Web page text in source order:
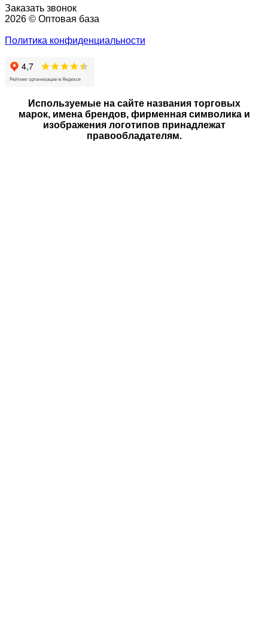
Заказать звонок
2026 © Оптовая база
Политика конфиденциальности
Используемые на сайте названия торговых
марок, имена брендов, фирменная символика и
изображения логотипов принадлежат
правообладателям.